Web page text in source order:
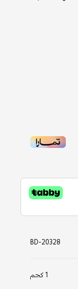
BD-20328
1 كجم